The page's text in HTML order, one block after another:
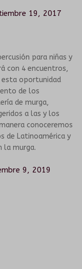
19, 2017
para niñas y
con 4 encuentros,
oportunidad
de los
de murga,
a las y los
conoceremos
de Latinoamérica y
la murga.
9, 2019